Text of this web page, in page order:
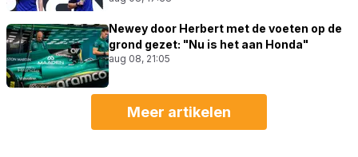
Newey door Herbert met de voeten op de
grond gezet: "Nu is het aan Honda"
aug 08, 21:05
Meer artikelen